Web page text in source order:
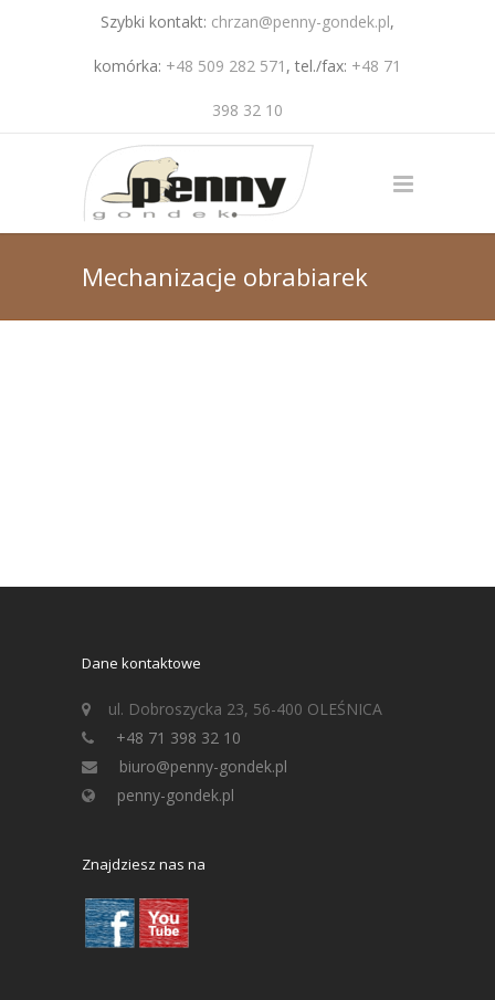
Szybki kontakt: chrzan@penny-gondek.pl,
komórka: +48 509 282 571 , tel./fax: +48 71
398 32 10
Mechanizacje obrabiarek
Dane kontaktowe
ul. Dobroszycka 23, 56-400 OLEŚNICA
+48 71 398 32 10
biuro@penny-gondek.pl
penny-gondek.pl
Znajdziesz nas na